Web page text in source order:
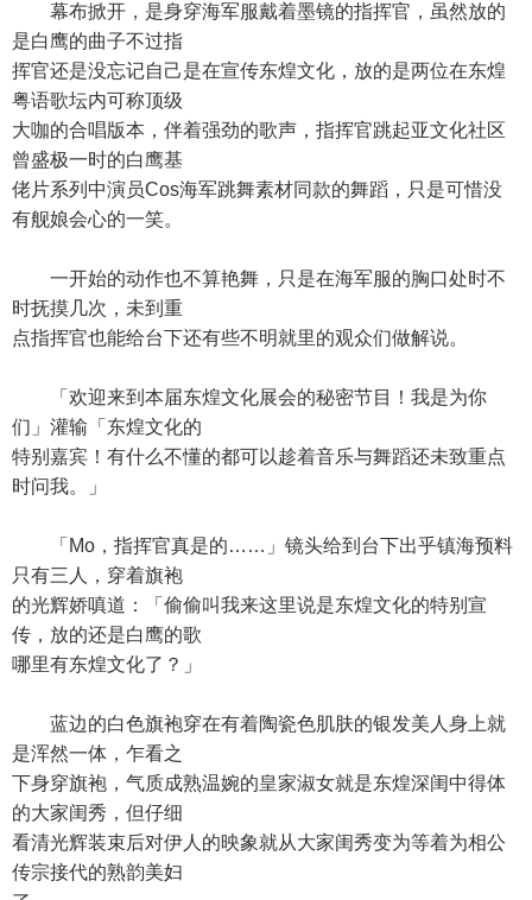
幕布掀开，是身穿海军服戴着墨镜的指挥官，虽然放的
是白鹰的曲子不过指
挥官还是没忘记自己是在宣传东煌文化，放的是两位在东煌
粤语歌坛内可称顶级
大咖的合唱版本，伴着强劲的歌声，指挥官跳起亚文化社区
曾盛极一时的白鹰基
佬片系列中演员Cos海军跳舞素材同款的舞蹈，只是可惜没
有舰娘会心的一笑。
一开始的动作也不算艳舞，只是在海军服的胸口处时不
时抚摸几次，未到重
点指挥官也能给台下还有些不明就里的观众们做解说。
「欢迎来到本届东煌文化展会的秘密节目！我是为你
们」灌输「东煌文化的
特别嘉宾！有什么不懂的都可以趁着音乐与舞蹈还未致重点
时问我。」
「Mo，指挥官真是的……」镜头给到台下出乎镇海预料
只有三人，穿着旗袍
的光辉娇嗔道：「偷偷叫我来这里说是东煌文化的特别宣
传，放的还是白鹰的歌
哪里有东煌文化了？」
蓝边的白色旗袍穿在有着陶瓷色肌肤的银发美人身上就
是浑然一体，乍看之
下身穿旗袍，气质成熟温婉的皇家淑女就是东煌深闺中得体
的大家闺秀，但仔细
看清光辉装束后对伊人的映象就从大家闺秀变为等着为相公
传宗接代的熟韵美妇